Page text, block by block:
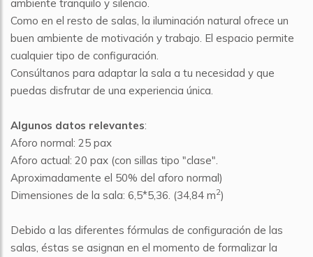
ambiente tranquilo y silencio.
Como en el resto de salas, la iluminación natural ofrece un
buen ambiente de motivación y trabajo. El espacio permite
cualquier tipo de configuración.
Consúltanos para adaptar la sala a tu necesidad y que
puedas disfrutar de una experiencia única.
Algunos datos relevantes:
Aforo normal: 25 pax
Aforo actual: 20 pax (con sillas tipo "clase".
Aproximadamente el 50% del aforo normal)
Dimensiones de la sala: 6,5*5,36. (34,84 m2)
Debido a las diferentes fórmulas de configuración de las
salas, éstas se asignan en el momento de formalizar la